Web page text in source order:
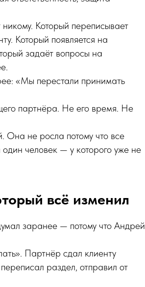
Который переписывает
Который появляется на
задаёт вопросы на
«Мы перестали принимать
партнёра. Не его время. Не
Она не росла потому что все
человек — у которого уже не
всё изменил
заранее — потому что Андрей
Партнёр сдал клиенту
раздел, отправил от